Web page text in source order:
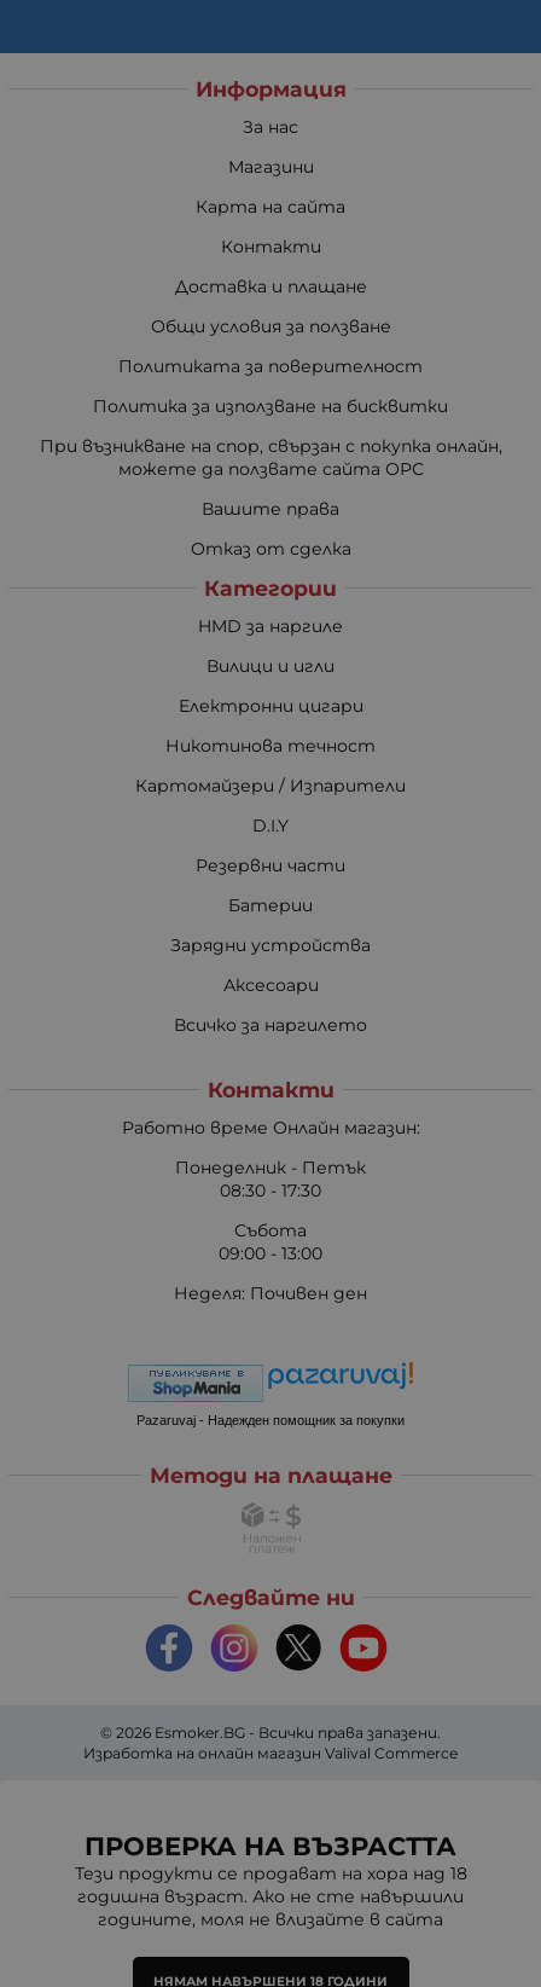
Информация
За нас
Магазини
Карта на сайта
Контакти
Доставка и плащане
Общи условия за ползване
Политиката за поверителност
Политика за използване на бисквитки
При възникване на спор, свързан с покупка онлайн,
можете да ползвате сайта ОРС
Вашите права
Отказ от сделка
Категории
HMD за наргиле
Вилици и игли
Електронни цигари
Никотинова течност
Картомайзери / Изпарители
D.I.Y
Резервни части
Батерии
Зарядни устройства
Аксесоари
Всичко за наргилето
Контакти
Работно време Онлайн магазин:
Понеделник - Петък
08:30 - 17:30
Събота
09:00 - 13:00
Неделя: Почивен ден
Pazaruvaj - Надежден помощник за покупки
Методи на плащане
Следвайте ни
© 2026 Esmoker.BG - Всички права запазени.
Изработка на онлайн магазин Valival Commerce
ПРОВЕРКА НА ВЪЗРАСТТА
Тези продукти се продават на хора над 18
годишна възраст. Ако не сте навършили
годините, моля не влизайте в сайта
НЯМАМ НАВЪРШЕНИ 18 ГОДИНИ